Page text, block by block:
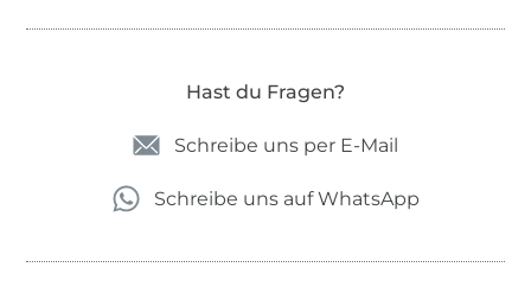
Hast du Fragen?
Schreibe uns per E-Mail
Schreibe uns auf WhatsApp